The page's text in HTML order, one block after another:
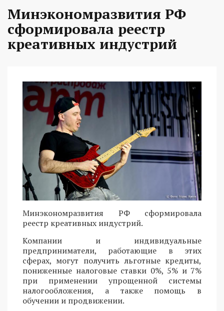
Минэкономразвития РФ
сформировала реестр
креативных индустрий
Минэкономразвития РФ сформировала
реестр креативных индустрий.
Компании и индивидуальные
предприниматели, работающие в этих
сферах, могут получить льготные кредиты,
пониженные налоговые ставки 0%, 5% и 7%
при применении упрощенной системы
налогообложения, а также помощь в
обучении и продвижении.